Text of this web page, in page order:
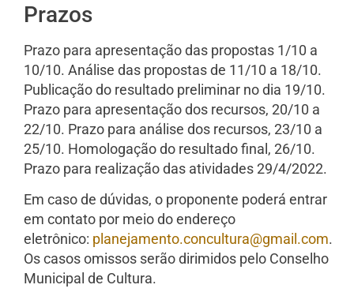
Prazos
Prazo para apresentação das propostas 1/10 a
10/10. Análise das propostas de 11/10 a 18/10.
Publicação do resultado preliminar no dia 19/10.
Prazo para apresentação dos recursos, 20/10 a
22/10. Prazo para análise dos recursos, 23/10 a
25/10. Homologação do resultado final, 26/10.
Prazo para realização das atividades 29/4/2022.
Em caso de dúvidas, o proponente poderá entrar
em contato por meio do endereço
eletrônico: planejamento.concultura@gmail.com.
Os casos omissos serão dirimidos pelo Conselho
Municipal de Cultura.